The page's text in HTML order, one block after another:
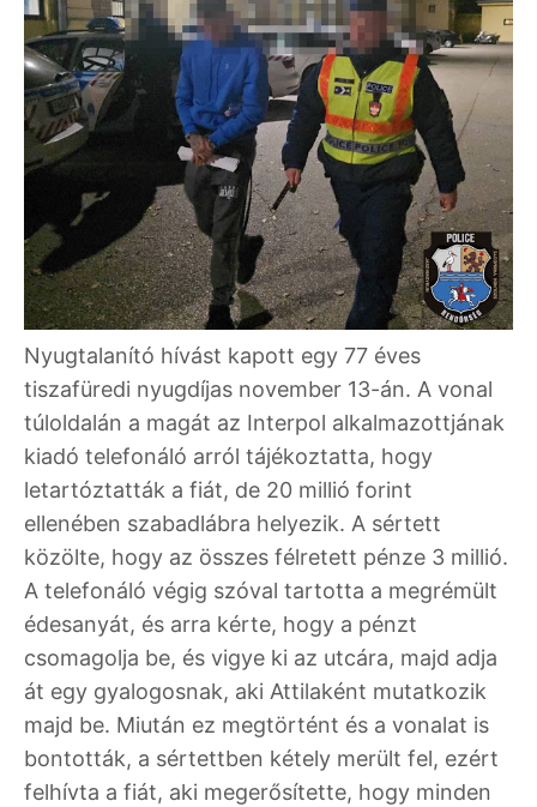
Nyugtalanító hívást kapott egy 77 éves
tiszafüredi nyugdíjas november 13-án. A vonal
túloldalán a magát az Interpol alkalmazottjának
kiadó telefonáló arról tájékoztatta, hogy
letartóztatták a fiát, de 20 millió forint
ellenében szabadlábra helyezik. A sértett
közölte, hogy az összes félretett pénze 3 millió.
A telefonáló végig szóval tartotta a megrémült
édesanyát, és arra kérte, hogy a pénzt
csomagolja be, és vigye ki az utcára, majd adja
át egy gyalogosnak, aki Attilaként mutatkozik
majd be. Miután ez megtörtént és a vonalat is
bontották, a sértettben kétely merült fel, ezért
felhívta a fiát, aki megerősítette, hogy minden